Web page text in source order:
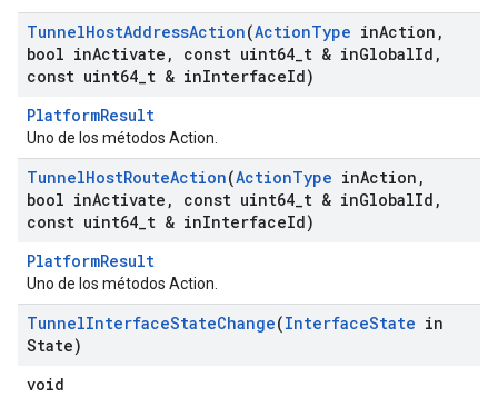
TunnelHostAddressAction(ActionType inAction ,
bool inActivate , const uint64 t & inGlobalId ,
const uint64 t & inInterfaceId)
PlatformResult
Uno de los métodos Action.
TunnelHostRouteAction(ActionType inAction ,
bool inActivate , const uint64 t & inGlobalId ,
const uint64 t & inInterfaceId)
PlatformResult
Uno de los métodos Action.
TunnelInterfaceStateChange(InterfaceState in
State)
void